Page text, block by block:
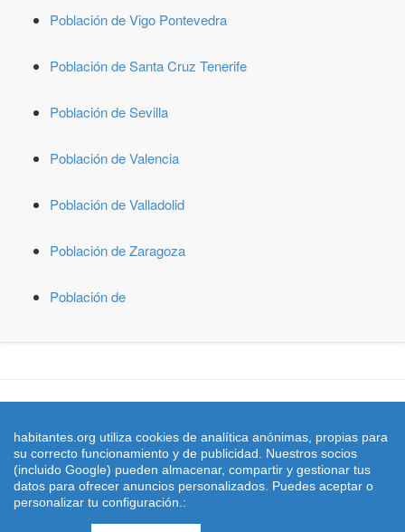
Población de Vigo Pontevedra
Población de Santa Cruz Tenerife
Población de Sevilla
Población de Valencia
Población de Valladolid
Población de Zaragoza
Población de
© 2026 habitantes.org. Censo de Poblacion con el padron y
y municipios
Cifras de poblacion referidas al 01/01/2022 publicadas en el BOE nº
305 de fecha 21 Diciembre 2.022 elINE- Instituto Nacional de
Estadistica
habitantes.org utiliza cookies de analítica anónimas, propias para
su correcto funcionamiento y de publicidad. Nuestros socios
(incluido Google) pueden almacenar, compartir y gestionar tus
datos para ofrecer anuncios personalizados. Puedes aceptar o
personalizar tu configuración.: